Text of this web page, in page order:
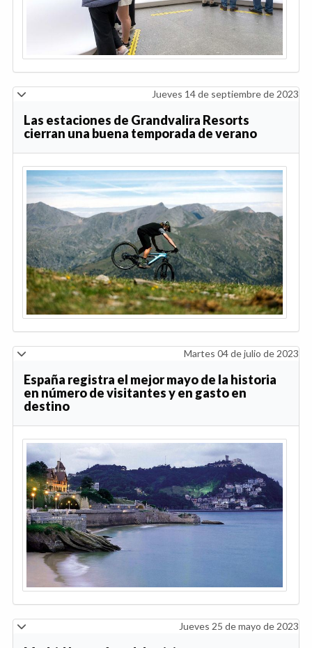
Jueves 14 de septiembre de 2023
Las estaciones de Grandvalira Resorts
cierran una buena temporada de verano
Martes 04 de julio de 2023
España registra el mejor mayo de la historia
en número de visitantes y en gasto en
destino
Jueves 25 de mayo de 2023